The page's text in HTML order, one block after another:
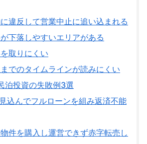
違反して営業中止に追い込まれる
下落しやすいエリアがある
取りにくい
でのタイムラインが読みにくい
泊投資の失敗例3選
込んでフルローンを組み返済不能
件を購入し運営できず赤字転売し